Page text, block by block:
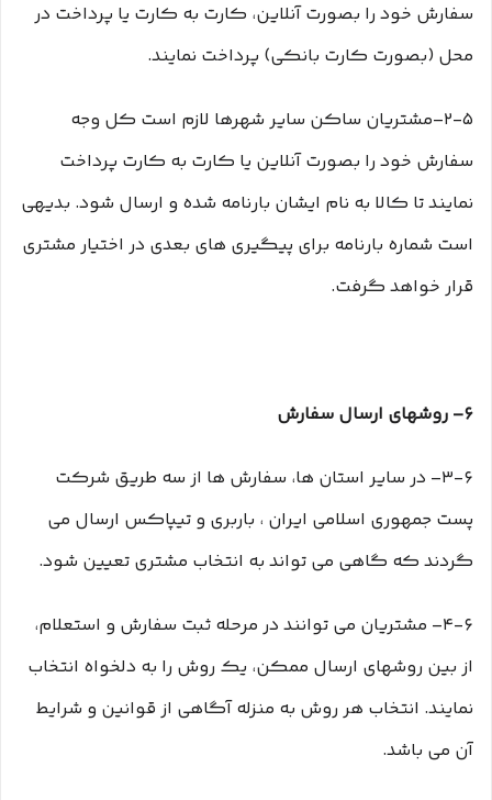
سفارش خود را بصورت آنلاین، کارت به کارت یا پرداخت در
محل (بصورت کارت بانکی) پرداخت نمایند.
۲-۵–مشتریان ساکن سایر شهرها لازم است کل وجه
سفارش خود را بصورت آنلاین یا کارت به کارت پرداخت
نمایند تا کالا به نام ایشان بارنامه شده و ارسال شود. بدیهی
است شماره بارنامه برای پیگیری های بعدی در اختیار مشتری
قرار خواهد گرفت.
۶– روشهای ارسال سفارش
۳-۶– در سایر استان ها، سفارش ها از سه طریق شرکت
پست جمهوری اسلامی ایران ، باربری و تیپاکس ارسال می
گردند که گاهی می تواند به انتخاب مشتری تعیین شود.
۴-۶– مشتریان می توانند در مرحله ثبت سفارش و استعلام،
از بین روشهای ارسال ممکن، یک روش را به دلخواه انتخاب
نمایند. انتخاب هر روش به منزله آگاهی از قوانین و شرایط
آن می باشد.